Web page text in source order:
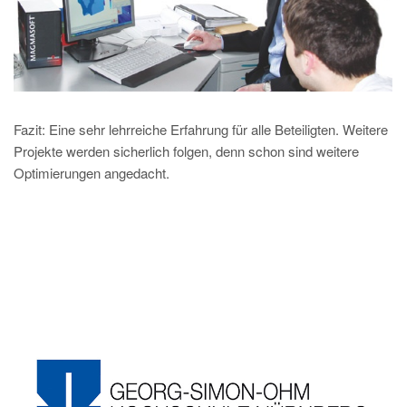
Fazit: Eine sehr lehrreiche Erfahrung für alle Beteiligten. Weitere
Projekte werden sicherlich folgen, denn schon sind weitere
Optimierungen angedacht.